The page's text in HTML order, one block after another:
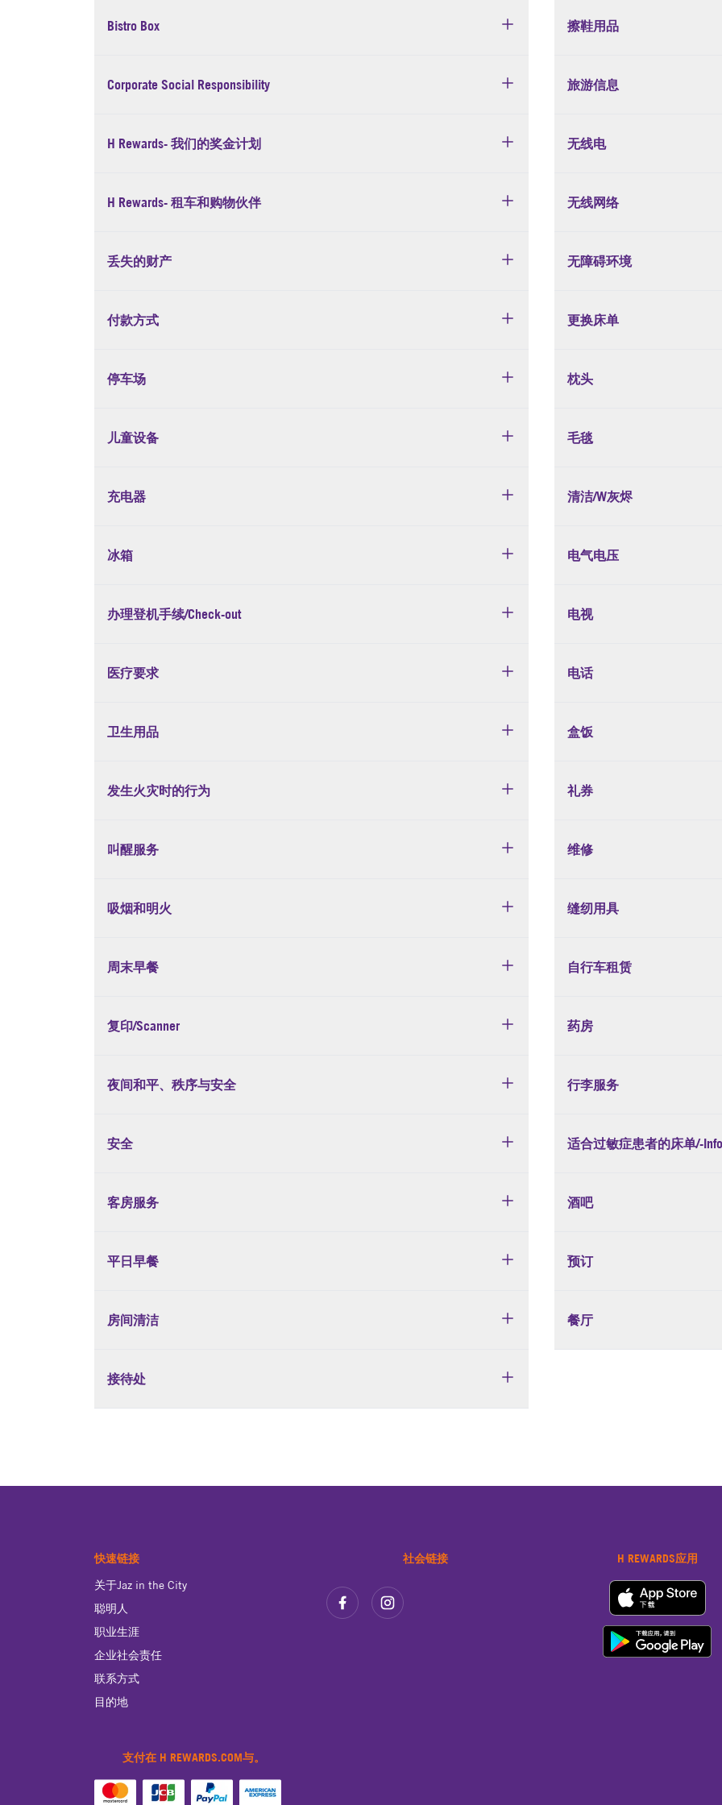
Bistro Box
Corporate Social Responsibility
H Rewards- 我们的奖金计划
H Rewards- 租车和购物伙伴
丢失的财产
付款方式
停车场
儿童设备
充电器
冰箱
办理登机手续/Check-out
医疗要求
卫生用品
发生火灾时的行为
叫醒服务
吸烟和明火
周末早餐
复印/Scanner
夜间和平、秩序与安全
安全
客房服务
平日早餐
房间清洁
接待处
擦鞋用品
旅游信息
无线电
无线网络
无障碍环境
更换床单
枕头
毛毯
清洁/W灰烬
电气电压
电视
电话
盒饭
礼券
维修
缝纫用具
自行车租赁
药房
行李服务
适合过敏症患者的床单/-
酒吧
预订
餐厅
快速链接
关于Jaz in the City
聪明人
职业生涯
企业社会责任
联系方式
目的地
社会链接 H REWARDS应用
支付在 H REWARDS.COM与。